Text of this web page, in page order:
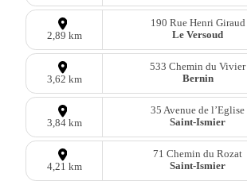
2,89 km
190 Rue Henri Giraud
Le Versoud
3,62 km
533 Chemin du Vivier
Bernin
3,84 km
35 Avenue de l’Eglise
Saint-Ismier
4,21 km
71 Chemin du Rozat
Saint-Ismier